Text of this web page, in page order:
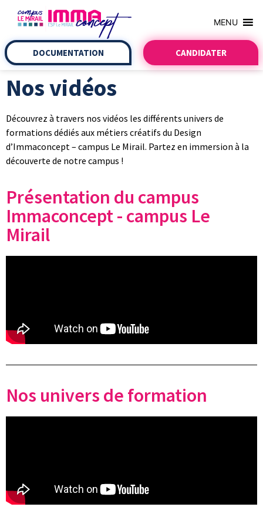
MENU
DOCUMENTATION CANDIDATER
Nos vidéos
Découvrez à travers nos vidéos les différents univers de
formations dédiés aux métiers créatifs du Design
d’Immaconcept – campus Le Mirail. Partez en immersion à la
découverte de notre campus !
Présentation du campus
Immaconcept - campus Le
Mirail
Nos univers de formation